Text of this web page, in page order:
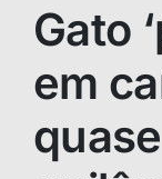
Gato
em